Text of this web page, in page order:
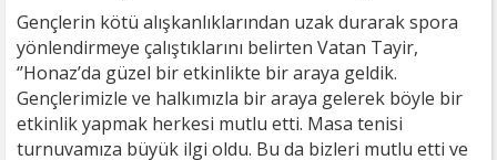
Gençlerin kötü alışkanlıklarından uzak durarak spora
yönlendirmeye çalıştıklarını belirten Vatan Tayir,
‘’Honaz’da güzel bir etkinlikte bir araya geldik.
Gençlerimizle ve halkımızla bir araya gelerek böyle bir
etkinlik yapmak herkesi mutlu etti. Masa tenisi
turnuvamıza büyük ilgi oldu. Bu da bizleri mutlu etti ve